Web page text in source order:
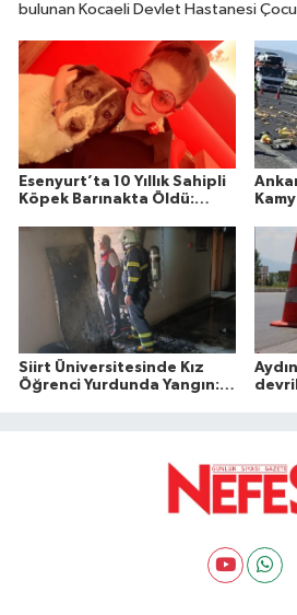
bulunan Kocaeli Devlet Hastanesi Çocuk
içinde emzirmeye başlanmasının büyük
Esenyurt’ta 10 Yıllık Sahipli
Köpek Barınakta Öldü:
Soruşturma Talebi
Siirt Üniversitesinde Kız
Öğrenci Yurdunda Yangın: 1